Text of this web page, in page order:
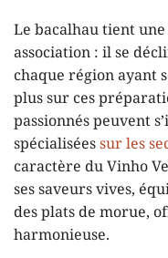
Le bacalhau tient
association : il se
chaque région ayant
plus sur ces
passionnés peuvent
spécialiséessur les
caractère du Vinho
ses saveurs vives,
des plats de morue,
harmonieuse.